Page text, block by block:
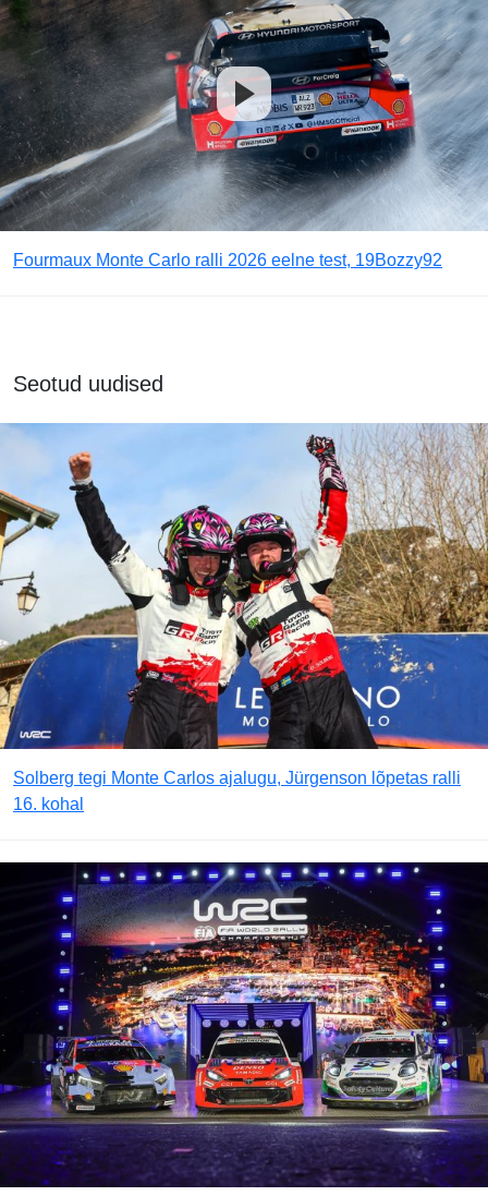
Fourmaux Monte Carlo ralli 2026 eelne test, 19Bozzy92
Seotud uudised
Solberg tegi Monte Carlos ajalugu, Jürgenson lõpetas ralli
16. kohal